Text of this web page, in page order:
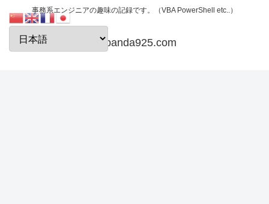
事務系エンジニアの趣味の記録です。（VBA PowerShell etc..）
papanda925.com